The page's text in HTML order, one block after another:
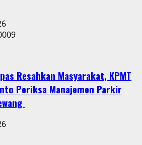
Resahkan Masyarakat, KPMT
Periksa Manajemen Parkir